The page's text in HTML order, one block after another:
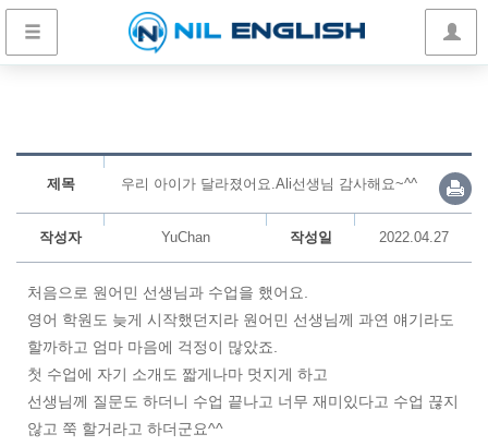
제목 우리 아이가 달라졌어요.Ali선생님 감사해요~^^
작성자 YuChan 작성일 2022.04.27
처음으로 원어민 선생님과 수업을 했어요.
영어 학원도 늦게 시작했던지라 원어민 선생님께 과연 얘기라도
할까하고 엄마 마음에 걱정이 많았죠.
첫 수업에 자기 소개도 짧게나마 멋지게 하고
선생님께 질문도 하더니 수업 끝나고 너무 재미있다고 수업 끊지
않고 쭉 할거라고 하더군요^^